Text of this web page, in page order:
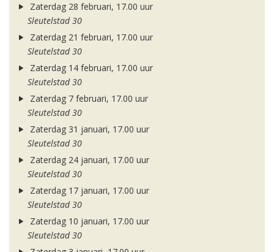
Zaterdag 28 februari, 17.00 uur
Sleutelstad 30
Zaterdag 21 februari, 17.00 uur
Sleutelstad 30
Zaterdag 14 februari, 17.00 uur
Sleutelstad 30
Zaterdag 7 februari, 17.00 uur
Sleutelstad 30
Zaterdag 31 januari, 17.00 uur
Sleutelstad 30
Zaterdag 24 januari, 17.00 uur
Sleutelstad 30
Zaterdag 17 januari, 17.00 uur
Sleutelstad 30
Zaterdag 10 januari, 17.00 uur
Sleutelstad 30